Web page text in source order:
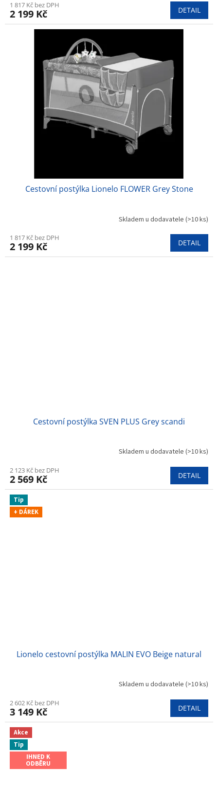
1 817 Kč bez DPH
2 199 Kč DETAIL
Cestovní postýlka Lionelo FLOWER Grey Stone
Skladem u dodavatele (>10 ks)
1 817 Kč bez DPH
2 199 Kč DETAIL
Cestovní postýlka SVEN PLUS Grey scandi
Skladem u dodavatele (>10 ks)
2 123 Kč bez DPH
2 569 Kč DETAIL
Tip
+ DÁREK
Lionelo cestovní postýlka MALIN EVO Beige natural
Skladem u dodavatele (>10 ks)
2 602 Kč bez DPH
3 149 Kč DETAIL
Akce
Tip
IHNED K
ODBĚRU